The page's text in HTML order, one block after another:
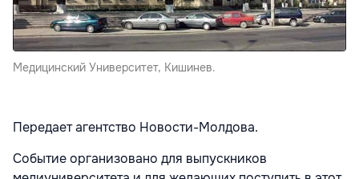
Медицинский Университет, Кишинев.
Передает агентство Новости-Молдова.
Событие организовано для выпускников